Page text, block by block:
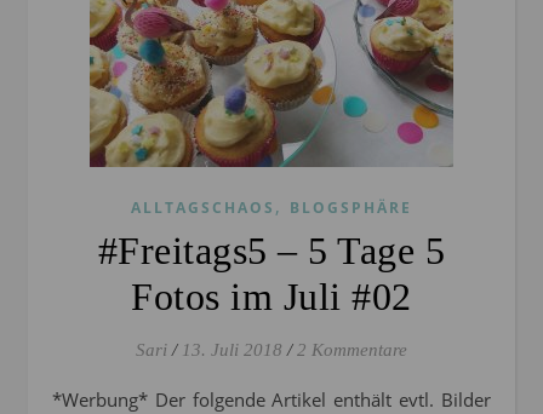
ALLTAGSCHAOS , BLOGSPHÄRE
#Freitags5 – 5 Tage 5
Fotos im Juli #02
Sari / 13. Juli 2018 / 2 Kommentare
*Werbung* Der folgende Artikel enthält evtl. Bilder